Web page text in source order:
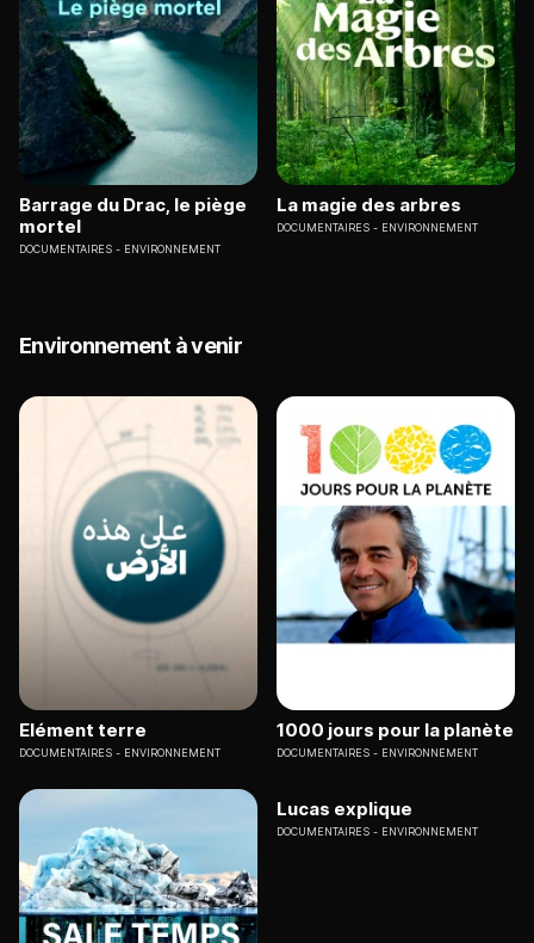
Barrage du Drac, le piège
mortel
DOCUMENTAIRES ENVIRONNEMENT
La magie des arbres
DOCUMENTAIRES ENVIRONNEMENT
Environnement à venir
Elément terre
DOCUMENTAIRES ENVIRONNEMENT
1000 jours pour la planète
DOCUMENTAIRES ENVIRONNEMENT
Lucas explique
DOCUMENTAIRES ENVIRONNEMENT